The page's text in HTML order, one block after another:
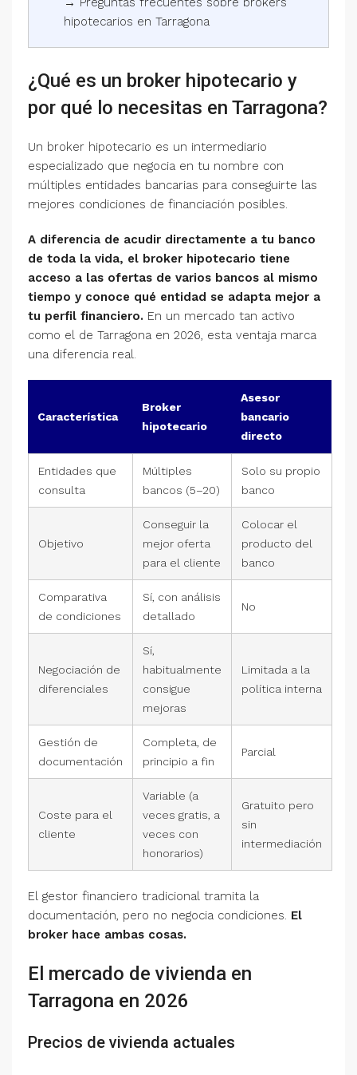
hipotecarios en Tarragona
¿Qué es un broker hipotecario y
por qué lo necesitas en Tarragona?
Un broker hipotecario es un intermediario
especializado que negocia en tu nombre con
múltiples entidades bancarias para conseguirte las
mejores condiciones de financiación posibles.
A diferencia de acudir directamente a tu banco
de toda la vida, el broker hipotecario tiene
acceso a las ofertas de varios bancos al mismo
tiempo y conoce qué entidad se adapta mejor a
tu perfil financiero. En un mercado tan activo
como el de Tarragona en 2026, esta ventaja marca
una diferencia real.
Característica
Broker
hipotecario
Asesor
bancario
directo
Entidades que
consulta
Múltiples
bancos (5–20)
Solo su propio
banco
Objetivo
Conseguir la
mejor oferta
para el cliente
Colocar el
producto del
banco
Comparativa
de condiciones
Sí, con análisis
detallado
No
Negociación de
diferenciales
Sí,
habitualmente
consigue
mejoras
Limitada a la
política interna
Gestión de
documentación
Completa, de
principio a fin
Parcial
Coste para el
cliente
Variable (a
veces gratis, a
veces con
honorarios)
Gratuito pero
sin
intermediación
El gestor financiero tradicional tramita la
documentación, pero no negocia condiciones. El
broker hace ambas cosas.
El mercado de vivienda en
Tarragona en 2026
Precios de vivienda actuales